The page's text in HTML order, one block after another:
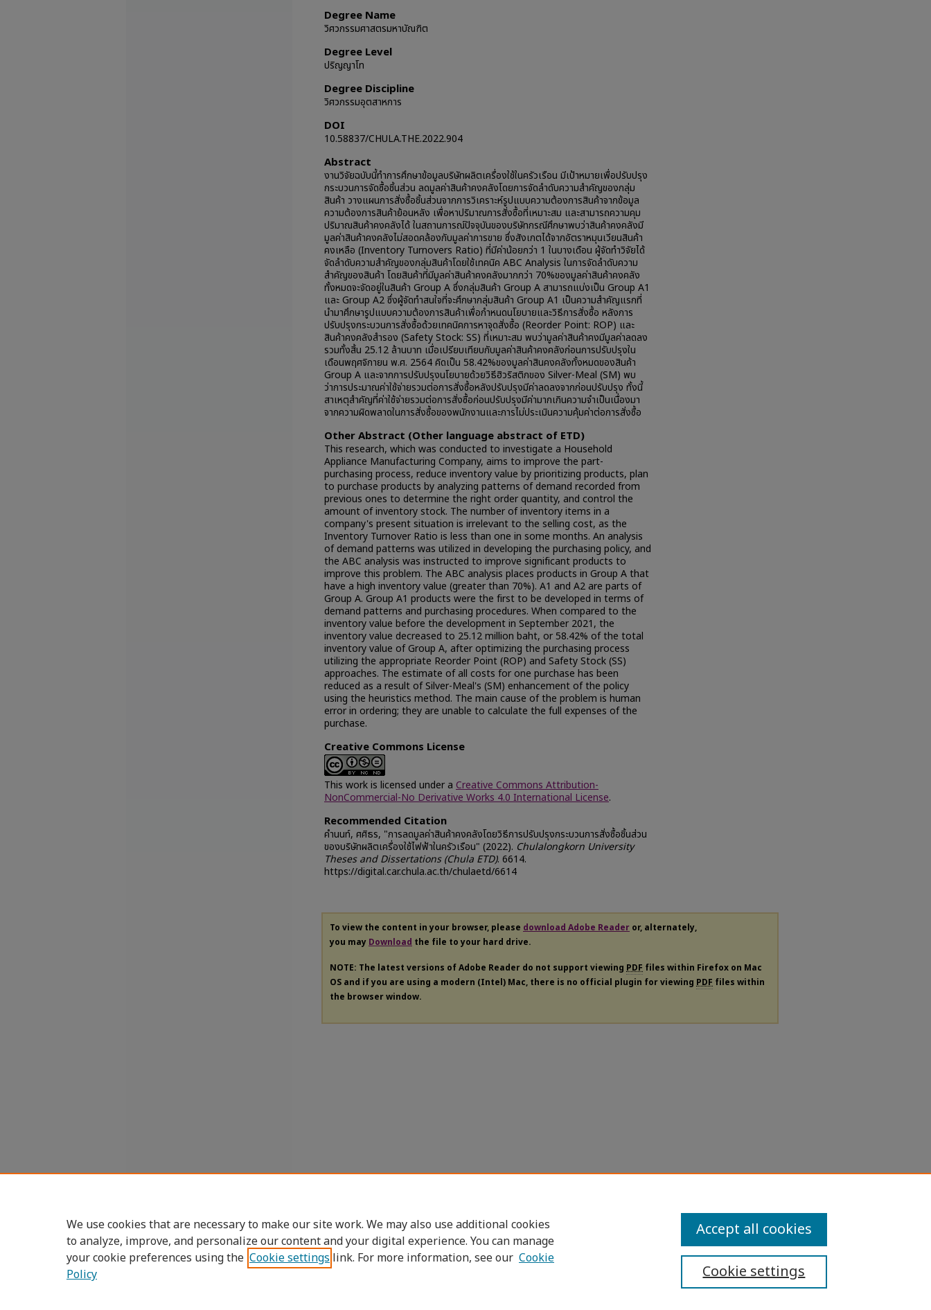
Degree Name
วิศวกรรมศาสตรมหาบัณฑิต
Degree Level
ปริญญาโท
Degree Discipline
วิศวกรรมอุตสาหการ
DOI
10.58837/CHULA.THE.2022.904
Abstract
งานวิจัยฉบับนี้ทำการศึกษาข้อมูลบริษัทผลิตเครื่องใช้ในครัวเรือน มีเป้าหมายเพื่อปรับปรุง
กระบวนการจัดซื้อชิ้นส่วน ลดมูลค่าสินค้าคงคลังโดยการจัดลำดับความสำคัญของกลุ่ม
สินค้า วางแผนการสั่งซื้อชิ้นส่วนจากการวิเคราะห์รูปแบบความต้องการสินค้าจากข้อมูล
ความต้องการสินค้าย้อนหลัง เพื่อหาปริมาณการสั่งซื้อที่เหมาะสม และสามารถความคุม
ปริมาณสินค้าคงคลังได้ ในสถานการณ์ปัจจุบันของบริษัทกรณีศึกษาพบว่าสินค้าคงคลังมี
มูลค่าสินค้าคงคลังไม่สอดคล้องกับมูลค่าการขาย ซึ่งสังเกตได้จากอัตราหมุนเวียนสินค้า
คงเหลือ (Inventory Turnovers Ratio) ที่มีค่าน้อยกว่า 1 ในบางเดือน ผู้จัดทำวิจัยได้
จัดลำดับความสำคัญของกลุ่มสินค้าโดยใช้เทคนิค ABC Analysis ในการจัดลำดับความ
สำคัญของสินค้า โดยสินค้าที่มีมูลค่าสินค้าคงคลังมากกว่า 70%ของมูลค่าสินค้าคงคลัง
ทั้งหมดจะจัดอยู่ในสินค้า Group A ซึ่งกลุ่มสินค้า Group A สามารถแบ่งเป็น Group A1
และ Group A2 ซึ่งผู้จัดทำสนใจที่จะศึกษากลุ่มสินค้า Group A1 เป็นความสำคัญแรกที่
นำมาศึกษารูปแบบความต้องการสินค้าเพื่อกำหนดนโยบายและวิธีการสั่งซื้อ หลังการ
ปรับปรุงกระบวนการสั่งซื้อด้วยเทคนิคการหาจุดสั่งซื้อ (Reorder Point: ROP) และ
สินค้าคงคลังสำรอง (Safety Stock: SS) ที่เหมาะสม พบว่ามูลค่าสินค้าคงมีมูลค่าลดลง
รวมทั้งสิ้น 25.12 ล้านบาท เมื่อเปรียบเทียบกับมูลค่าสินค้าคงคลังก่อนการปรับปรุงใน
เดือนพฤศจิกายน พ.ศ. 2564 คิดเป็น 58.42%ของมูลค่าสินคงคลังทั้งหมดของสินค้า
Group A และจากการปรับปรุงนโยบายด้วยวิธีฮิวริสติกของ Silver-Meal (SM) พบ
ว่าการประมาณค่าใช้จ่ายรวมต่อการสั่งซื้อหลังปรับปรุงมีค่าลดลงจากก่อนปรับปรุง ทั้งนี้
สาเหตุสำคัญที่ค่าใช้จ่ายรวมต่อการสั่งซื้อก่อนปรับปรุงมีค่ามากเกินความจำเป็นเนื่องมา
จากความผิดพลาดในการสั่งซื้อของพนักงานและการไม่ประเมินความคุ้มค่าต่อการสั่งซื้อ
Other Abstract (Other language abstract of ETD)
This research, which was conducted to investigate a Household
Appliance Manufacturing Company, aims to improve the part-
purchasing process, reduce inventory value by prioritizing products, plan
to purchase products by analyzing patterns of demand recorded from
previous ones to determine the right order quantity, and control the
amount of inventory stock. The number of inventory items in a
company's present situation is irrelevant to the selling cost, as the
Inventory Turnover Ratio is less than one in some months. An analysis
of demand patterns was utilized in developing the purchasing policy, and
the ABC analysis was instructed to improve significant products to
improve this problem. The ABC analysis places products in Group A that
have a high inventory value (greater than 70%). A1 and A2 are parts of
Group A. Group A1 products were the first to be developed in terms of
demand patterns and purchasing procedures. When compared to the
inventory value before the development in September 2021, the
inventory value decreased to 25.12 million baht, or 58.42% of the total
inventory value of Group A, after optimizing the purchasing process
utilizing the appropriate Reorder Point (ROP) and Safety Stock (SS)
approaches. The estimate of all costs for one purchase has been
reduced as a result of Silver-Meal's (SM) enhancement of the policy
using the heuristics method. The main cause of the problem is human
error in ordering; they are unable to calculate the full expenses of the
purchase.
Creative Commons License
This work is licensed under a Creative Commons Attribution-
NonCommercial-No Derivative Works 4.0 International License.
Recommended Citation
คำนนท์, ศศิธร, "การลดมูลค่าสินค้าคงคลังโดยวิธีการปรับปรุงกระบวนการสั่งซื้อชิ้นส่วน
ของบริษัทผลิตเครื่องใช้ไฟฟ้าในครัวเรือน" (2022). Chulalongkorn University
Theses and Dissertations (Chula ETD). 6614.
https://digital.car.chula.ac.th/chulaetd/6614
To view the content in your browser, please download Adobe Reader or, alternately,
you may Download the file to your hard drive.
NOTE: The latest versions of Adobe Reader do not support viewing PDF files within Firefox on Mac
OS and if you are using a modern (Intel) Mac, there is no official plugin for viewing PDF files within
the browser window.
Accessibility Statement
We use cookies that are necessary to make our site work. We may also use additional cookies
to analyze, improve, and personalize our content and your digital experience. You can manage
your cookie preferences using the Cookie settings link. For more information, see our Cookie
Policy
Cookie settings
Accept all cookies